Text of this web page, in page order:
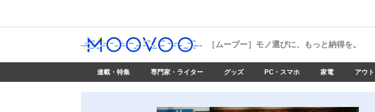
［ムーブー］ モノ選びに、もっと納得を。
連載・特集 専門家・ライター グッズ PC・スマホ 家電 アウ